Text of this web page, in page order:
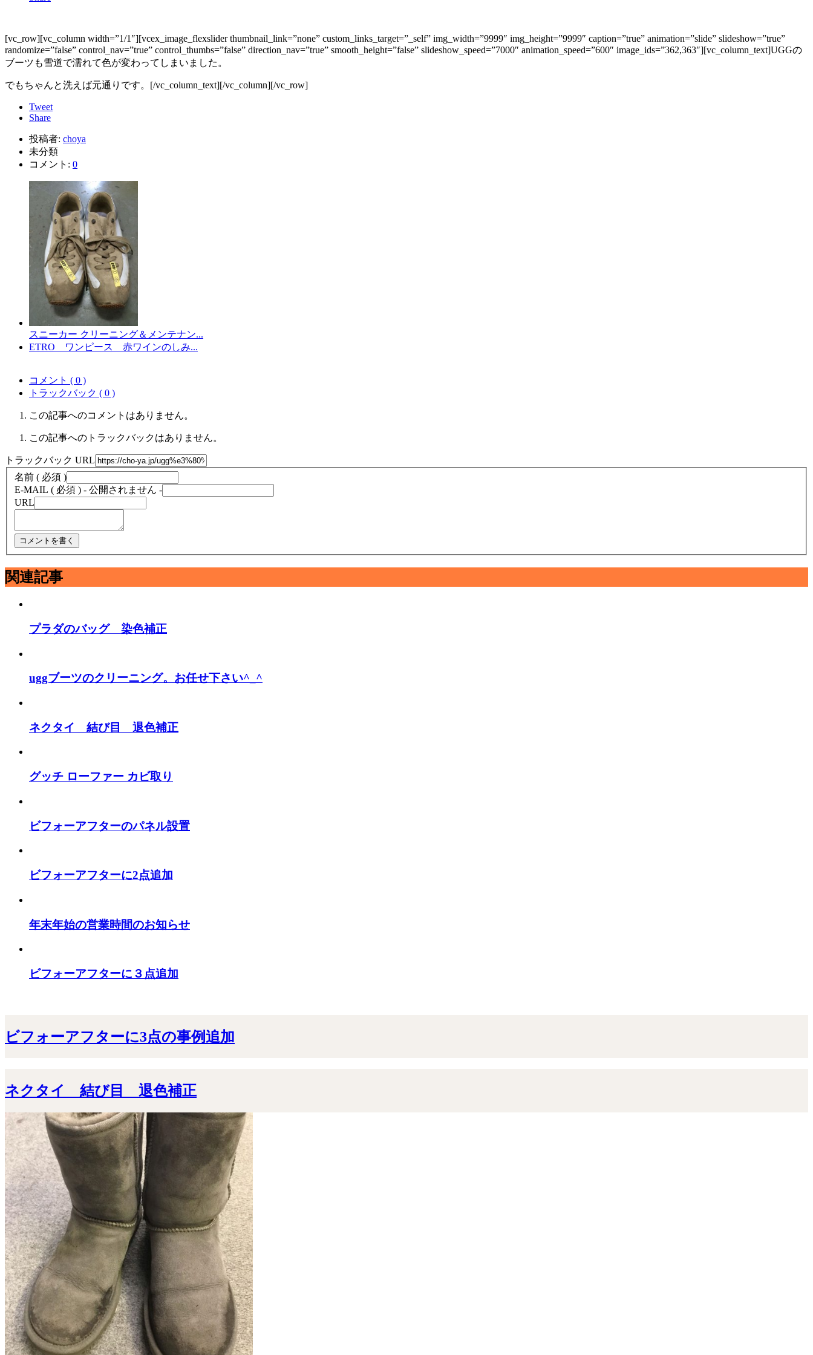
[vc_row][vc_column width=”1/1″][vcex_image_flexslider thumbnail_link=”none” custom_links_target=”_self” img_width=”9999″ img_height=”9999″ caption=”true” animation=”slide” slideshow=”true”
randomize=”false” control_nav=”true” control_thumbs=”false” direction_nav=”true” smooth_height=”false” slideshow_speed=”7000″ animation_speed=”600″ image_ids=”362,363″][vc_column_text]UGGの
ブーツも雪道で濡れて色が変わってしまいました。
でもちゃんと洗えば元通りです。[/vc_column_text][/vc_column][/vc_row]
Tweet
Share
投稿者: choya
未分類
コメント: 0
スニーカー クリーニング＆メンテナン...
ETRO ワンピース 赤ワインのしみ...
コメント ( 0 )
トラックバック ( 0 )
この記事へのコメントはありません。
この記事へのトラックバックはありません。
トラックバック URL
名前 ( 必須 )
E-MAIL ( 必須 ) - 公開されません -
URL
関連記事
プラダのバッグ 染色補正
uggブーツのクリーニング。お任せ下さい^_^
ネクタイ 結び目 退色補正
グッチ ローファー カビ取り
ビフォーアフターのパネル設置
ビフォーアフターに2点追加
年末年始の営業時間のお知らせ
ビフォーアフターに３点追加
ビフォーアフターに3点の事例追加
ネクタイ 結び目 退色補正